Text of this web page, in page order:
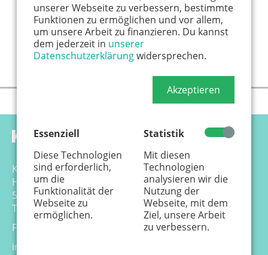
unserer Webseite zu verbessern, bestimmte
Funktionen zu ermöglichen und vor allem,
um unsere Arbeit zu finanzieren. Du kannst
dem jederzeit in unserer
Datenschutzerklärungwidersprechen.
Akzeptieren
Essenziell
Diese Technologien
sind erforderlich,
um die
Funktionalität der
Webseite zu
ermöglichen.
Statistik
Mit diesen
Technologien
analysieren wir die
Nutzung der
Webseite, mit dem
Ziel, unsere Arbeit
zu verbessern.
Känguru Colonia Verlag GmbH
Hansemannstr. 17-21
50823 Köln
Tel. 0221 - 99 88 21 - 0
Fax 0221 - 99 88 21 - 99
info@kaenguru-online.de